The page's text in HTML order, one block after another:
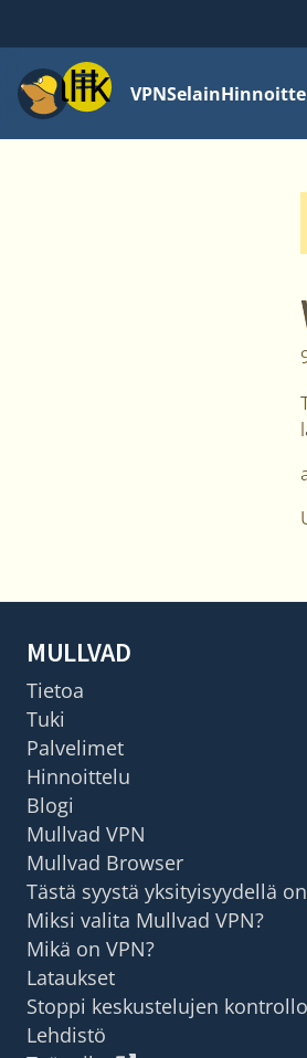
Valikko
VPNSelain
MULLVAD
Tietoa
Tuki
Palvelimet
Hinnoittelu
Blogi
Mullvad VPN
Mullvad Browser
Tästä syystä yksityisyydellä
Miksi valita Mullvad VPN?
Mikä on VPN?
Lataukset
Stoppi keskustelujen
Lehdistö